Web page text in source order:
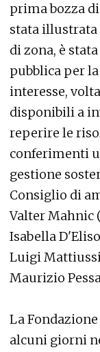
prima bozza
stata illustrata
di zona, è
pubblica per
interesse,
disponibili a
reperire le
conferimenti
gestione
Consiglio di
Valter Mahnic
Isabella
Luigi
Maurizio
La
alcuni giorni